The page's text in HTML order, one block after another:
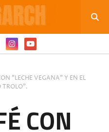
"LECHE VEGANA" Y EN EL
TROLO".
CON